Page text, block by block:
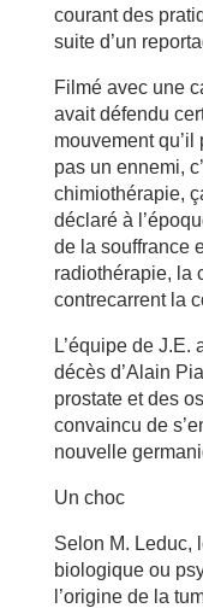
courant des
suite d’un
Filmé avec une
avait défendu
mouvement qu’il
pas un ennemi,
chimiothérapie,
déclaré à
de la souffrance
radiothérapie, la
contrecarrent la
L’équipe de
décès d’Alain
prostate et des
convaincu de
nouvelle
Un choc
Selon M. Leduc,
biologique ou
l’origine de la